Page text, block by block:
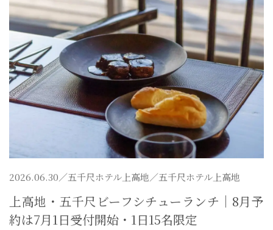
2026.06.30／五千尺ホテル上高地／五千尺ホテル上高地
上高地・五千尺ビーフシチューランチ｜8月予
約は7月1日受付開始・1日15名限定